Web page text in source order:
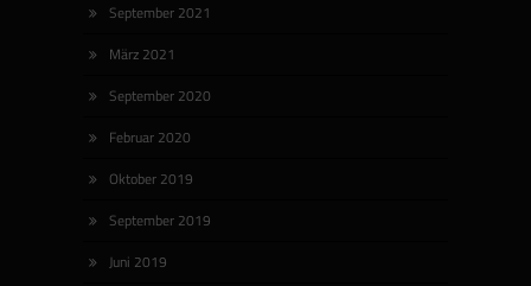
September 2021
März 2021
September 2020
Februar 2020
Oktober 2019
September 2019
Juni 2019